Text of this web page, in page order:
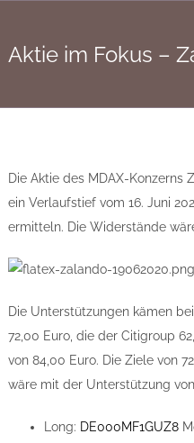
Aktie im Fokus –
Die Aktie des MDAX-
ein Verlaufstief vom 16. Juni
ermitteln. Die Widerstände
Die Unterstützungen kämen
72,00 Euro, die der Citigroup
von 84,00 Euro. Die Ziele von
wäre mit der Unterstützung
Long: DE000MF1GUZ8